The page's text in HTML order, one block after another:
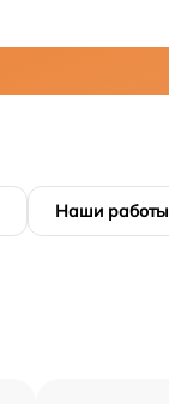
Наши работы